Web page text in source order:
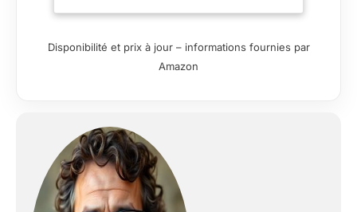
Disponibilité et prix à jour – informations fournies par
Amazon